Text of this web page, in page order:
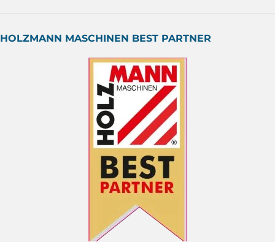
HOLZMANN MASCHINEN BEST PARTNER